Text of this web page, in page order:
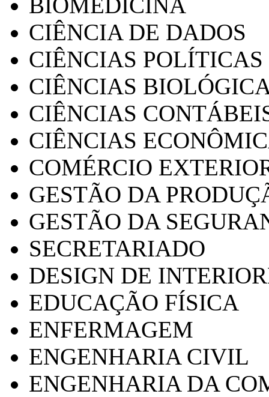
CIÊNCIA DE DADOS
CIÊNCIAS POLÍTICAS
CIÊNCIAS
CIÊNCIAS
CIÊNCIAS
COMÉRCIO
GESTÃO DA
GESTÃO DA
SECRETARIADO
DESIGN DE
EDUCAÇÃO FÍSICA
ENFERMAGEM
ENGENHARIA CIVIL
ENGENHARIA DA